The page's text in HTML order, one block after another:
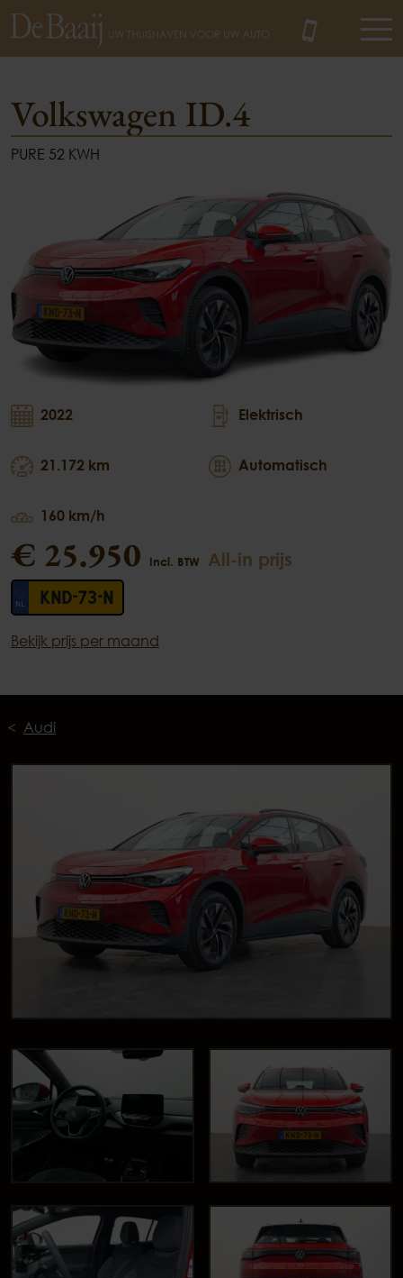
Volkswagen ID.4
PURE 52 KWH
2022
21.172 km
160 km/h
Elektrisch
Automatisch
€ 25.950 Incl. BTW All-in prijs
KND-73-N
Bekijk prijs per maand
Audi